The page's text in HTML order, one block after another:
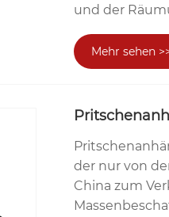
und der
Mehr sehen
der nur von
China zum